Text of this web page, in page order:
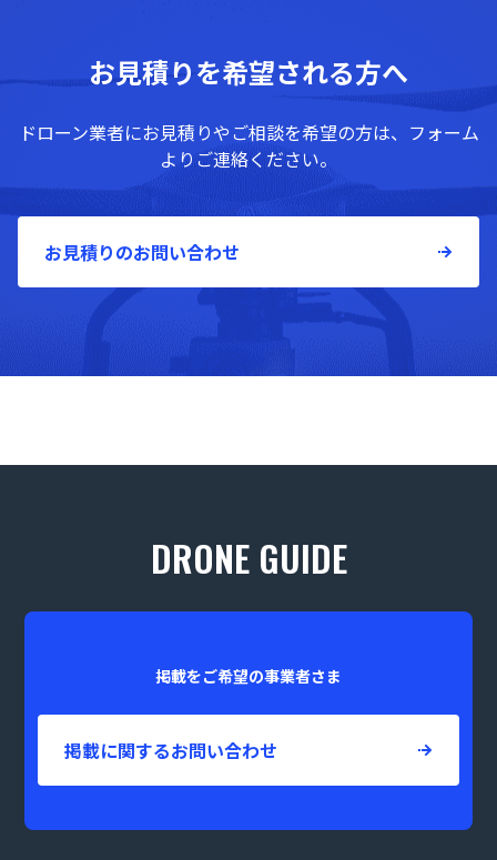
お見積りを希望される方へ
ドローン業者にお見積りやご相談を希望の方は、フォーム
よりご連絡ください。
お見積りのお問い合わせ
DRONE GUIDE
掲載をご希望の事業者さま
掲載に関するお問い合わせ